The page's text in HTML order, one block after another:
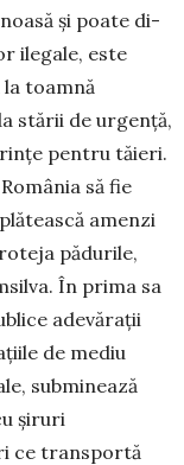
și poate di­
ilegale, este
toamnă
stării de urgență,
pentru tăieri.
să fie
amenzi
pădurile,
În prima sa
adevărații
de mediu
submi­nează
șiruri
ce transportă